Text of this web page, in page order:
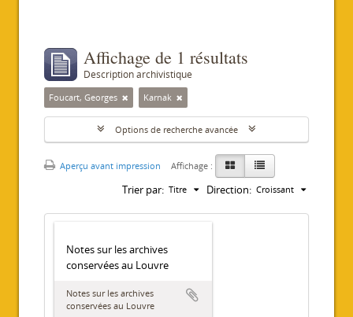
Affichage de 1 résultats
Description archivistique
Foucart, Georges Karnak
Options de recherche avancée
Aperçu avant impression Affichage :
Trier par: Titre Direction: Croissant
Notes sur les archives
conservées au Louvre
Notes sur les archives
conservées au Louvre